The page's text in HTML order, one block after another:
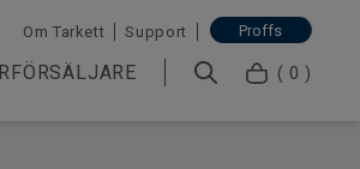
Om Tarkett Support Proffs
( 0 )